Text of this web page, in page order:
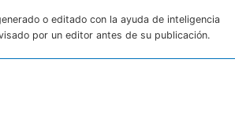
o editado con la ayuda de inteligencia
por un editor antes de su publicación.